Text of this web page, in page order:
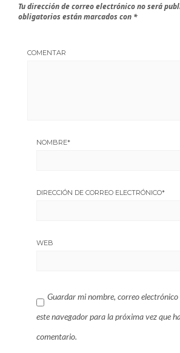
Tu dirección de correo electrónico no será
obligatorios están marcados con *
COMENTAR
NOMBRE*
DIRECCIÓN DE CORREO ELECTRÓNICO*
WEB
Guardar mi nombre, correo
este navegador para la próxima vez que
comentario.